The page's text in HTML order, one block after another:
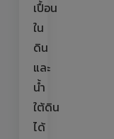
เปื้อน
ใน
ดิน
และ
น้ำ
ใต้ดิน
ได้